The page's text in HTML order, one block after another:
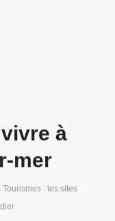
à
mer
Tourismes : les sites